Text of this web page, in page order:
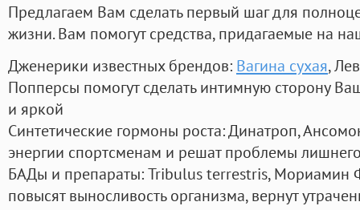
Предлагаем Вам сделать первый шаг для
жизни. Вам помогут средства, придагаемые на
Дженерики известных брендов: Вагина сухая,
Попперсы помогут сделать интимную сторону
и яркой
Синтетические гормоны роста: Динатроп,
энергии спортсменам и решат проблемы
БАДы и препараты:Tribulus terrestris, Мориамин
повысят выносливость организма, вернут